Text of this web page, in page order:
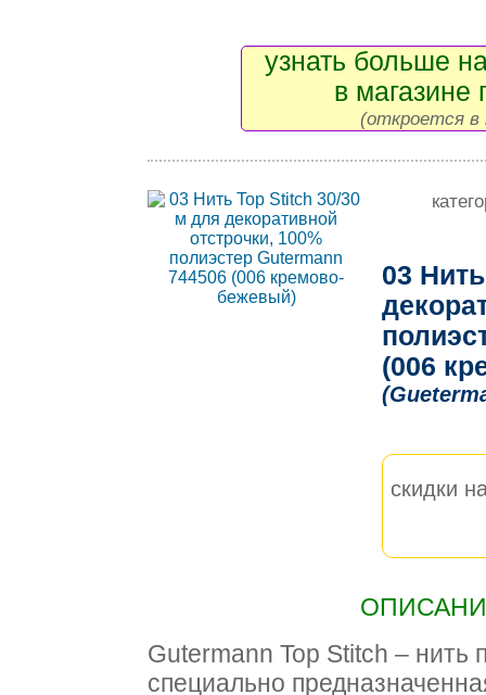
узнать больше
в магазине
(откроется в
03
(006
скидки
Gutermann Top Stitch – нить
специально